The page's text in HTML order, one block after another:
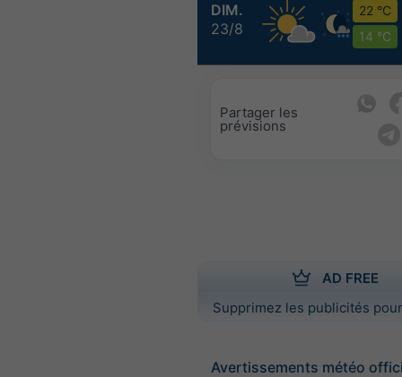
DIM.
23/8
22 °C
14 °C
Partager les
prévisions
AD FREE
Supprimez les publicités
Avertissements météo